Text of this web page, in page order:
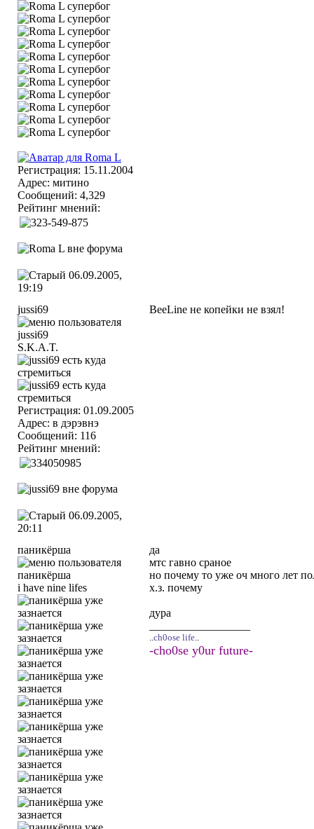
Регистрация: 15.11.2004
Адрес: митино
Сообщений: 4,329
Рейтинг мнений:
06.09.2005,
19:19
jussi69
S.K.A.T.
Регистрация: 01.09.2005
Адрес: в дэрэвнэ
Сообщений: 116
Рейтинг мнений:
BeeLine не копейки не взял!
06.09.2005,
20:11
паникёрша
i have nine lifes
да
мтс гавно сраное
но почему то уже оч много лет
х.з. почему
дура
..ch0ose life..
-cho0se y0ur future-